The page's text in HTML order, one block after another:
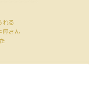
れる
屋さん